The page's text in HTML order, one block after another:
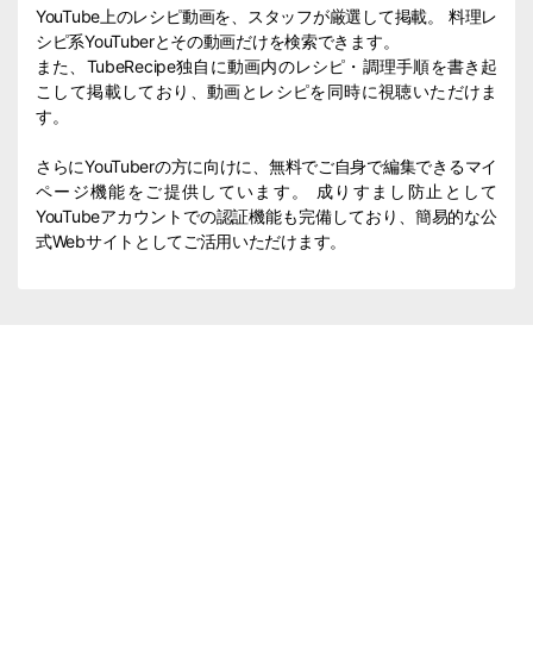
YouTube上のレシピ動画を、スタッフが厳選して掲載。 料理レ
シピ系YouTuberとその動画だけを検索できます。
また、TubeRecipe独自に動画内のレシピ・調理手順を書き起
こして掲載しており、動画とレシピを同時に視聴いただけま
す。
さらにYouTuberの方に向けに、無料でご自身で編集できるマイ
ページ機能をご提供しています。 成りすまし防止として
YouTubeアカウントでの認証機能も完備しており、簡易的な公
式Webサイトとしてご活用いただけます。